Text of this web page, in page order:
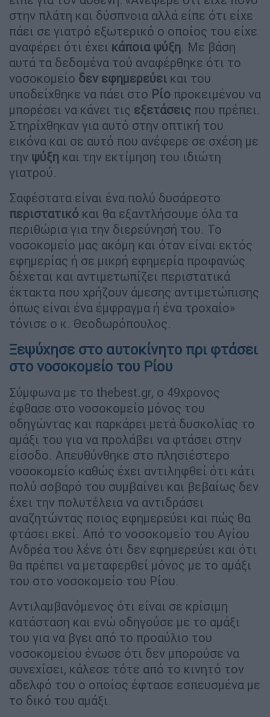
στην πλάτη και δύσπνοια αλλά είπε ότι είχε
πάει σε γιατρό εξωτερικό ο οποίος του είχε
αναφέρει ότι έχει κάποια ψύξη. Με βάση
αυτά τα δεδομένα τού αναφέρθηκε ότι το
νοσοκομείο δεν εφημερεύει και του
υποδείχθηκε να πάει στο Ρίο προκειμένου να
μπορέσει να κάνει τις εξετάσεις που πρέπει.
Στηρίχθηκαν για αυτό στην οπτική του
εικόνα και σε αυτό που ανέφερε σε σχέση με
την ψύξη και την εκτίμηση του ιδιώτη
γιατρού.
Σαφέστατα είναι ένα πολύ δυσάρεστο
περιστατικό και θα εξαντλήσουμε όλα τα
περιθώρια για την διερεύνησή του. Το
νοσοκομείο μας ακόμη και όταν είναι εκτός
εφημερίας ή σε μικρή εφημερία προφανώς
δέχεται και αντιμετωπίζει περιστατικά
έκτακτα που χρήζουν άμεσης αντιμετώπισης
όπως είναι ένα έμφραγμα ή ένα τροχαίο»
τόνισε ο κ. Θεοδωρόπουλος.
Ξεψύχησε στο αυτοκίνητο πρι φτάσει
στο νοσοκομείο του Ρίου
Σύμφωνα με το thebest.gr, ο 49χρονος
έφθασε στο νοσοκομείο μόνος του
οδηγώντας και παρκάρει μετά δυσκολίας το
αμάξι του για να προλάβει να φτάσει στην
είσοδο. Απευθύνθηκε στο πλησιέστερο
νοσοκομείο καθώς έχει αντιληφθεί ότι κάτι
πολύ σοβαρό του συμβαίνει και βεβαίως δεν
έχει την πολυτέλεια να αντιδράσει
αναζητώντας ποιος εφημερεύει και πώς θα
φτάσει εκεί. Από το νοσοκομείο του Αγίου
Ανδρέα του λένε ότι δεν εφημερεύει και ότι
θα πρέπει να μεταφερθεί μόνος με το αμάξι
του στο νοσοκομείο του Ρίου.
Αντιλαμβανόμενος ότι είναι σε κρίσιμη
κατάσταση και ενώ οδηγούσε με το αμάξι
του για να βγει από το προαύλιο του
νοσοκομείου ένωσε ότι δεν μπορούσε να
συνεχίσει, κάλεσε τότε από το κινητό τον
αδελφό του ο οποίος έφτασε εσπευσμένα με
το δικό του αμάξι.